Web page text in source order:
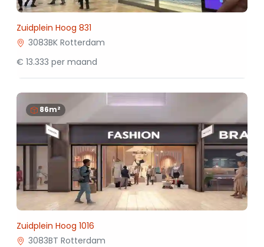
Zuidplein Hoog 831
3083BK Rotterdam
€ 13.333 per maand
86m²
Zuidplein Hoog 1016
3083BT Rotterdam